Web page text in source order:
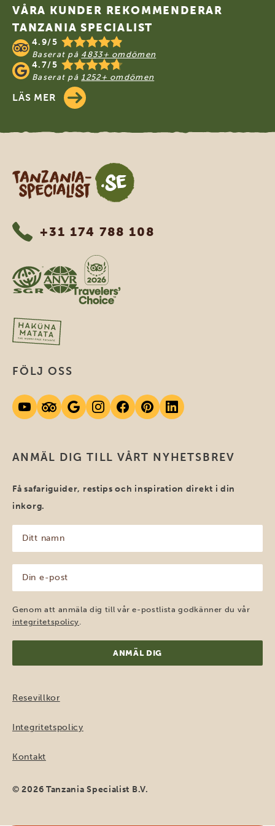
VÅRA KUNDER REKOMMENDERAR
TANZANIA SPECIALIST
4.9/5
Baserat på 4833+ omdömen
4.7/5
Baserat på1252+ omdömen
LÄS MER
Tanzania Specialist
+31 174 788 108
ANMÄL DIG TILL VÅRT NYHETSBREV
Få safariguider, restips och inspiration direkt i din
inkorg.
namn
(Obligatoriskt)
post
(Obligatoriskt)
Genom att anmäla dig till vår e-postlista godkänner du vår
integritetspolicy.
FÖLJ OSS
Resevillkor
Integritetspolicy
Kontakt
© 2026 Tanzania Specialist B.V.